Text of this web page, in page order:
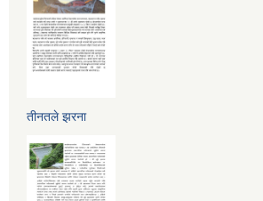
तीनतले झरना